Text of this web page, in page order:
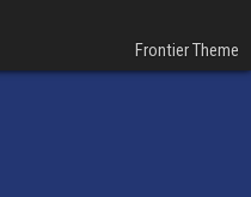
Frontier Theme